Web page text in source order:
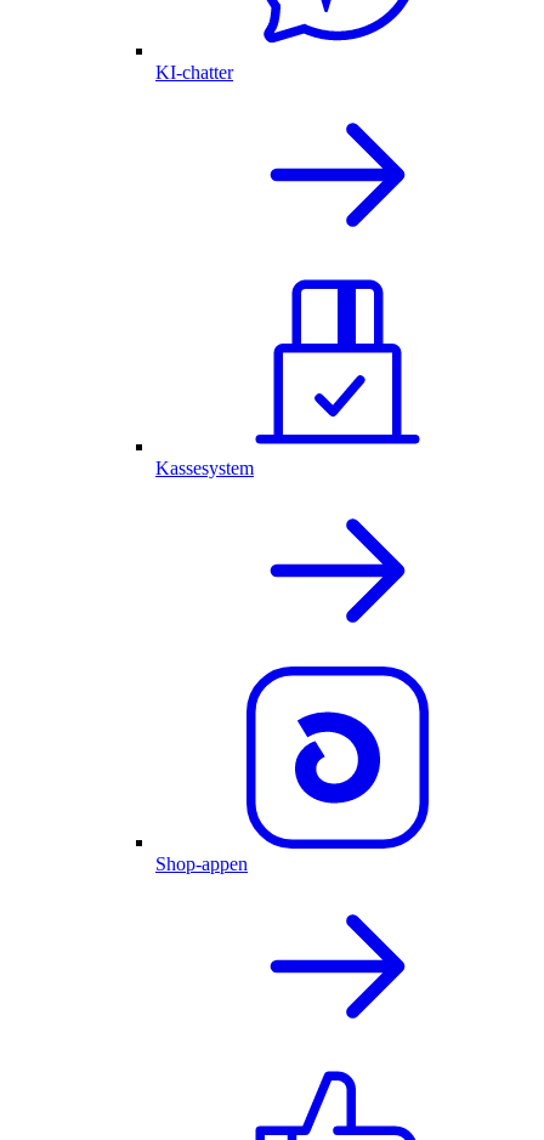
KI-chatter
Kassesystem
Shop-appen